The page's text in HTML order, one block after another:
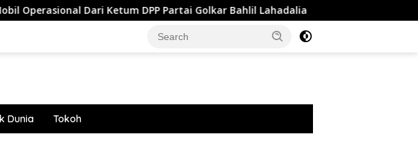
Ketum DPP Partai Golkar Bahlil Lahadalia AS Dikabarkan Kehabisan 80
Dunia Tokoh